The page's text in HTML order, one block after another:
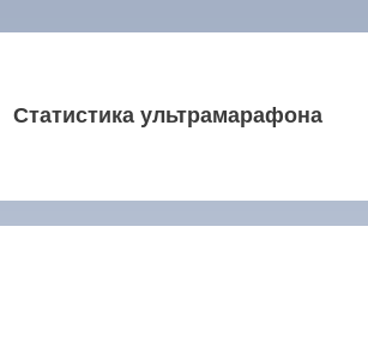
Статистика ультрамарафона